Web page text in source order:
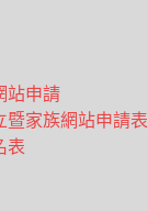
站申請
暨家族網站申請表
表